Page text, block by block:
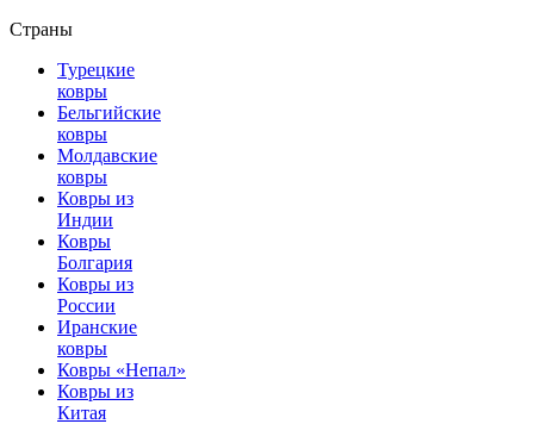
Страны
Турецкие
ковры
Бельгийские
ковры
Молдавские
ковры
Ковры из
Индии
Ковры
Болгария
Ковры из
России
Иранские
ковры
Ковры «Непал»
Ковры из
Китая